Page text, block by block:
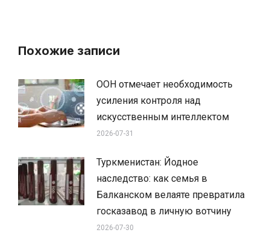
Похожие записи
ООН отмечает необходимость
усиления контроля над
искусственным интеллектом
2026-07-31
Туркменистан: Йодное
наследство: как семья в
Балканском велаяте превратила
госказавод в личную вотчину
2026-07-30